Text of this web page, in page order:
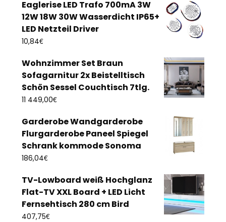
Eaglerise LED Trafo 700mA 3W
12W 18W 30W Wasserdicht IP65+
LED Netzteil Driver
10,84€
Wohnzimmer Set Braun
Sofagarnitur 2x Beistelltisch
Schön Sessel Couchtisch 7tlg.
11 449,00€
Garderobe Wandgarderobe
Flurgarderobe Paneel Spiegel
Schrank kommode Sonoma
186,04€
TV-Lowboard weiß Hochglanz
Flat-TV XXL Board + LED Licht
Fernsehtisch 280 cm Bird
407,75€